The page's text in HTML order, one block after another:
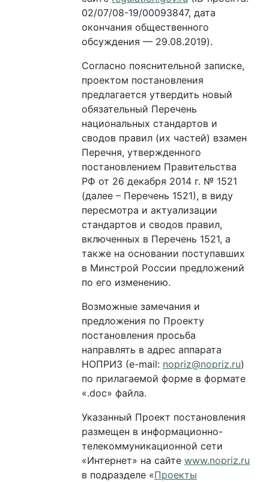
02/07/08-19/00093847, дата
окончания общественного
обсуждения — 29.08.2019).
Согласно пояснительной записке,
проектом постановления
предлагается утвердить новый
обязательный Перечень
национальных стандартов и
сводов правил (их частей) взамен
Перечня, утвержденного
постановлением Правительства
РФ от 26 декабря 2014 г. № 1521
(далее – Перечень 1521), в виду
пересмотра и актуализации
стандартов и сводов правил,
включенных в Перечень 1521, а
также на основании поступавших
в Минстрой России предложений
по его изменению.
Возможные замечания и
предложения по Проекту
постановления просьба
направлять в адрес аппарата
НОПРИЗ (e-mail: nopriz@nopriz.ru)
по прилагаемой форме в формате
«.doc» файла.
Указанный Проект постановления
размещен в информационно-
телекоммуникационной сети
«Интернет» на сайте www.nopriz.ru
в подразделе «Проекты